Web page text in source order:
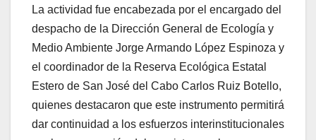
La actividad fue encabezada por el encargado del
despacho de la Dirección General de Ecología y
Medio Ambiente Jorge Armando López Espinoza y
el coordinador de la Reserva Ecológica Estatal
Estero de San José del Cabo Carlos Ruiz Botello,
quienes destacaron que este instrumento permitirá
dar continuidad a los esfuerzos interinstitucionales